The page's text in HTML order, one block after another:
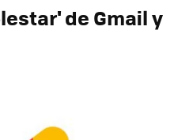
de Gmail y